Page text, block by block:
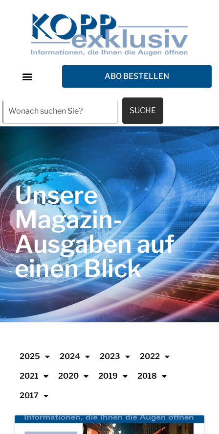
ABO BESTELLEN
SUCHE
Unsere
Magazin-
Ausgaben auf
einen Blick
2025 2024 2023 2022
2021 2020 2019 2018
2017